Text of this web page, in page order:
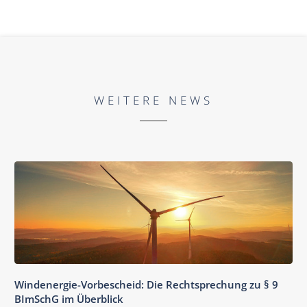
WEITERE NEWS
Windenergie-Vorbescheid: Die Rechtsprechung zu § 9
BImSchG im Überblick